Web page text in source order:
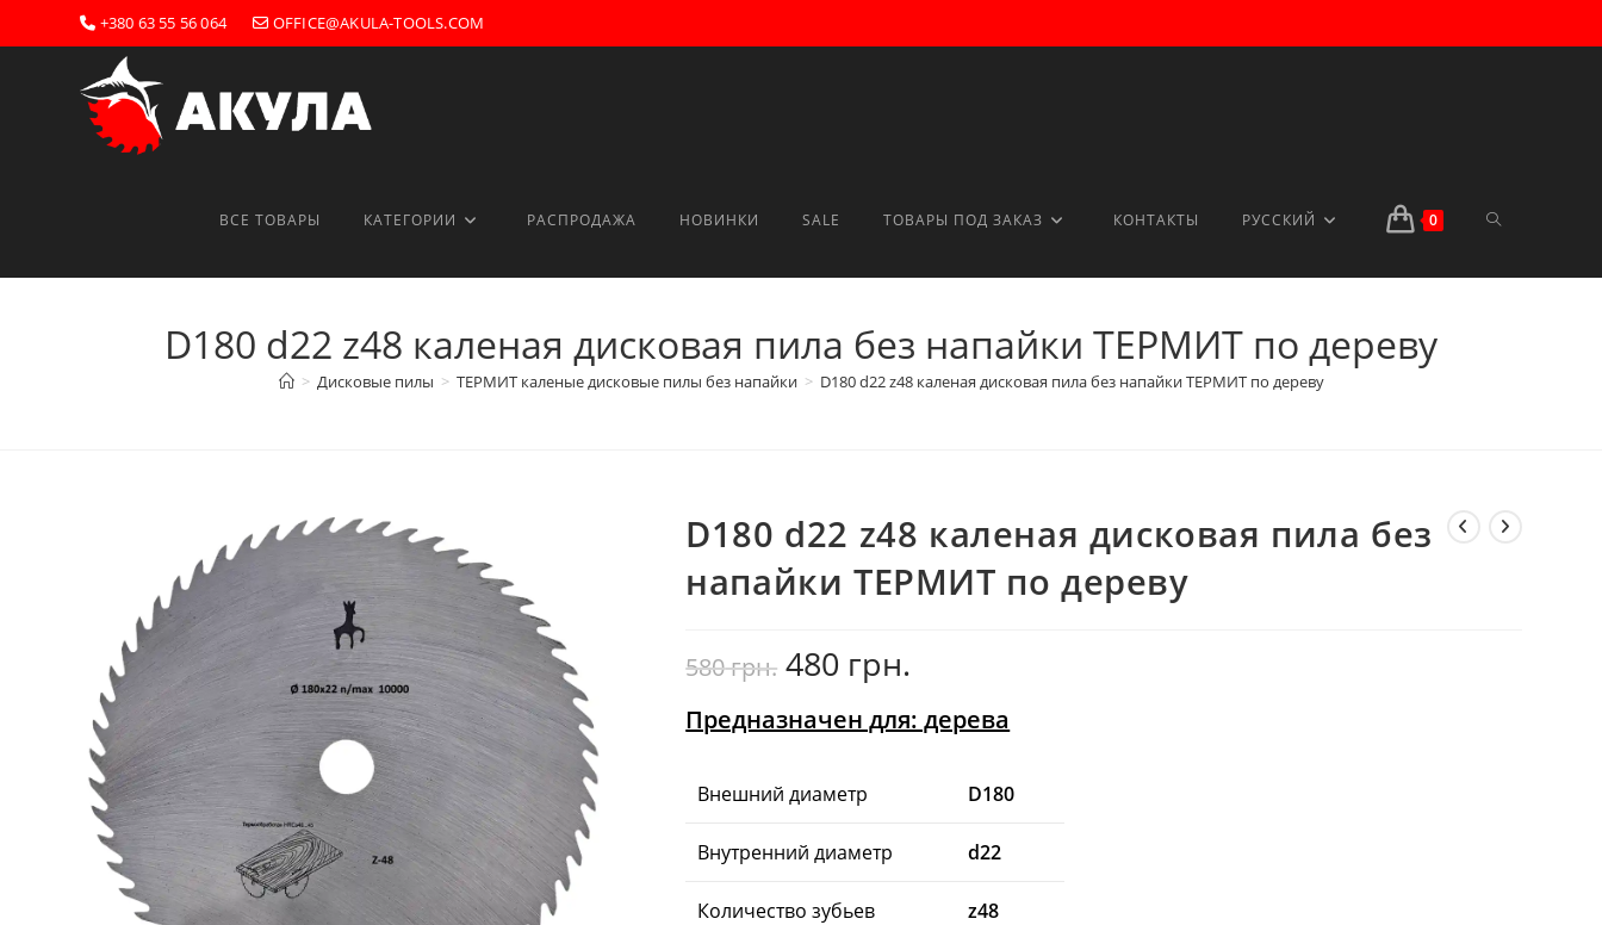
к
содержимому
+380 63 55 56 064 OFFICE@AKULA-TOOLS.COM
ВСЕ ТОВАРЫ КАТЕГОРИИ РАСПРОДАЖА НОВИНКИ SALE ТОВАРЫ ПОД ЗАКАЗ КОНТАКТЫ РУССКИЙ 0
D180 d22 z48 каленая дисковая пила без напайки ТЕРМИТ по дереву
> Дисковые пилы > ТЕРМИТ каленые дисковые пилы без напайки > D180 d22 z48 каленая дисковая пила без напайки ТЕРМИТ по дереву
D180 d22 z48 каленая дисковая пила без
напайки ТЕРМИТ по дереву
580грн. Первоначальная
цена
составляла
480 грн.
Предназначен для: дерева
Внешний диаметр D180
Внутренний диаметр d22
Количество зубьев z48